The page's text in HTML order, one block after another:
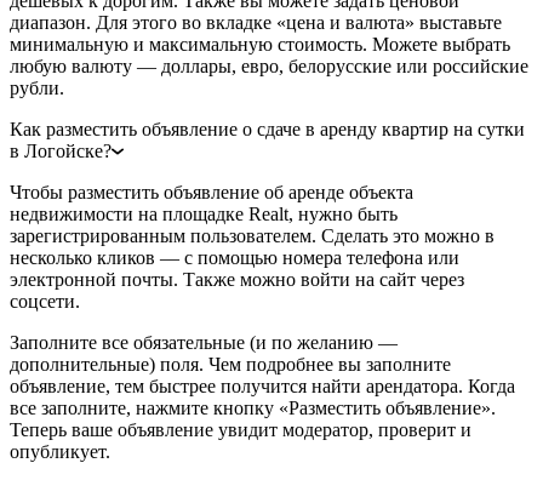
диапазон. Для этого во вкладке «цена и валюта» выставьте
минимальную и максимальную стоимость. Можете выбрать
любую валюту — доллары, евро, белорусские или российские
рубли.
Как разместить объявление о сдаче в аренду квартир на сутки
в Логойске?
Чтобы разместить объявление об аренде объекта
недвижимости на площадке Realt, нужно быть
зарегистрированным пользователем. Сделать это можно в
несколько кликов — с помощью номера телефона или
электронной почты. Также можно войти на сайт через
соцсети.
Заполните все обязательные (и по желанию —
дополнительные) поля. Чем подробнее вы заполните
объявление, тем быстрее получится найти арендатора. Когда
все заполните, нажмите кнопку «Разместить объявление».
Теперь ваше объявление увидит модератор, проверит и
опубликует.